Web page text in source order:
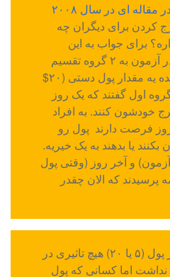
ای در سال ۲۰۰۸
کردن برای دیگران چه
برای جواب به این
سؤال, شرکت کننده ها در آزمون به ۲ گروه تقسیم
شدند و به هر شرکت کننده یه مقدار پول دستی (۲۰$
گروه اول گفتند که یک روز
خودشون کنند. به افراد
فرصت دارند پول رو
یا بدهند به یک خیریه.
و آخر روز (وقتی پول
که الان چقدر
نتیجه نشون داد که مقدار پول (۵ یا ۲۰) هیچ تاثیری در
اما کسانی که پول